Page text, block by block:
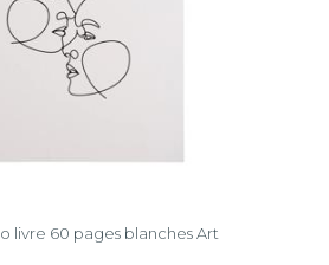
livre 60 pages blanches Art